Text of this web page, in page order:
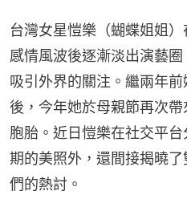
台灣女星愷樂（蝴蝶姐姐
感情風波後逐漸淡出演藝
吸引外界的關注。繼兩年
後，今年她於母親節再次
胞胎。近日愷樂在社交平
期的美照外，還間接揭曉
們的熱討。